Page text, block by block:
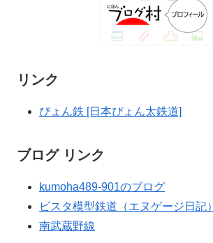
リンク
ぴょん鉄 [日本ぴょん太鉄道]
ブログ リンク
kumoha489-901のブログ
ビスタ模型鉄道（エヌゲージ日記）
南武蔵野線